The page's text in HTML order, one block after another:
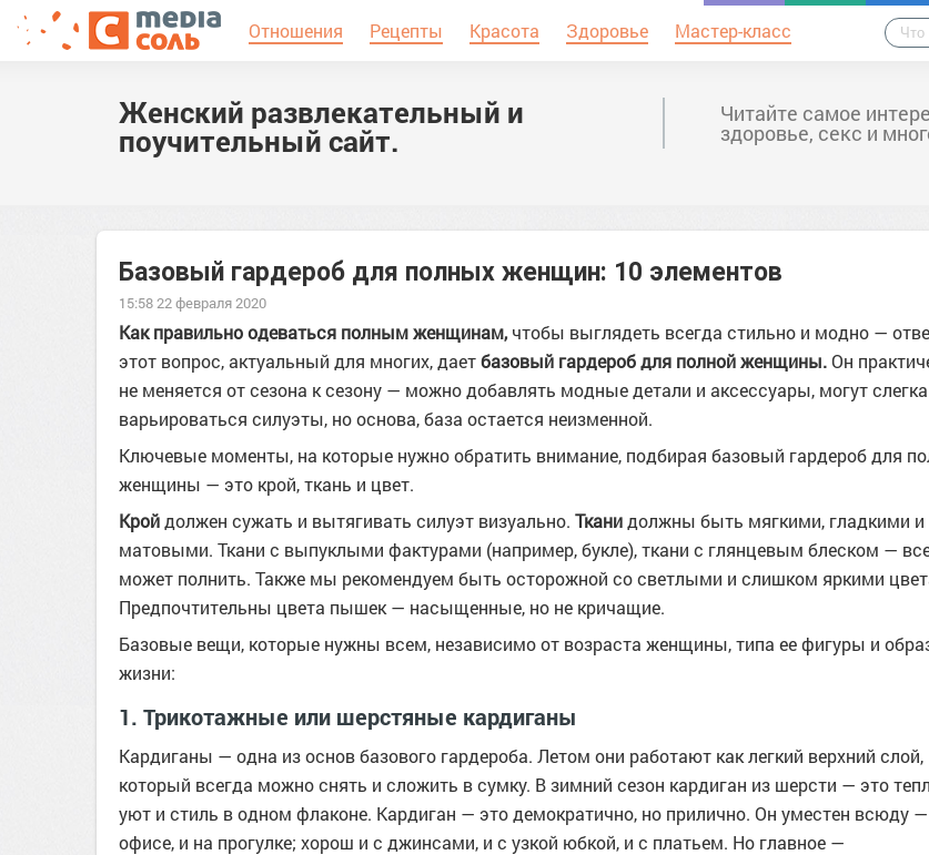
Отношения Рецепты Красота Здоровье Мастер-класс
Женский развлекательный и
поучительный сайт.
Читайте самое
здоровье, секс и
Базовый гардероб для полных женщин: 10 элементов
15:58 22 февраля 2020
Как правильно одеваться полным женщинам,чтобы выглядеть всегда стильно и модно —
этот вопрос, актуальный для многих, даетбазовый гардероб для полной женщины. Он
не меняется от сезона к сезону — можно добавлять модные детали и аксессуары, могут слегка
варьироваться силуэты, но основа, база остается неизменной.
Ключевые моменты, на которые нужно обратить внимание, подбирая базовый гардероб для
женщины — это крой, ткань и цвет.
Кройдолжен сужать и вытягивать силуэт визуально. Тканидолжны быть мягкими, гладкими и
матовыми. Ткани с выпуклыми фактурами (например, букле), ткани с глянцевым блеском —
может полнить. Также мы рекомендуем быть осторожной со светлыми и слишком яркими
Предпочтительны цвета пышек — насыщенные, но не кричащие.
Базовые вещи, которые нужны всем, независимо от возраста женщины, типа ее фигуры и
жизни:
1. Трикотажные или шерстяные кардиганы
Кардиганы — одна из основ базового гардероба. Летом они работают как легкий верхний слой,
который всегда можно снять и сложить в сумку. В зимний сезон кардиган из шерсти — это
уют и стиль в одном флаконе. Кардиган — это демократично, но прилично. Он уместен всюду
офисе, и на прогулке; хорош и с джинсами, и с узкой юбкой, и с платьем. Но главное —